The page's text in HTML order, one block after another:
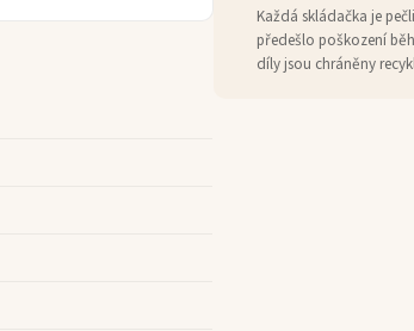
Každá skládačka je
předešlo poškození
díly jsou chráněny